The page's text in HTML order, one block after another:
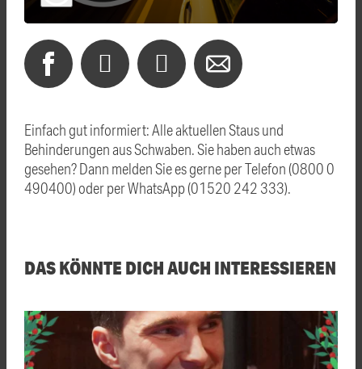
Einfach gut informiert: Alle aktuellen Staus und
Behinderungen aus Schwaben. Sie haben auch etwas
gesehen? Dann melden Sie es gerne per Telefon (0800 0
490400) oder per WhatsApp (01520 242 333).
DAS KÖNNTE DICH AUCH INTERESSIEREN